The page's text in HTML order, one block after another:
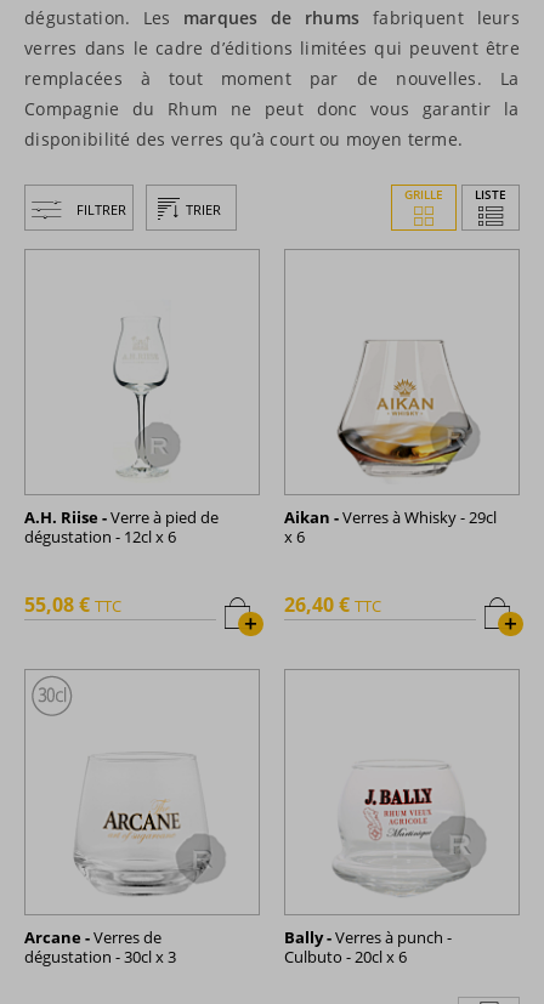
dégustation. Les marques de rhums fabriquent leurs
verres dans le cadre d’éditions limitées qui peuvent être
remplacées à tout moment par de nouvelles. La
Compagnie du Rhum ne peut donc vous garantir la
disponibilité des verres qu’à court ou moyen terme.
FILTRER TRIER
GRILLE LISTE
A.H. Riise -Verre à pied de
dégustation - 12cl x 6
+
55,08 € TTC
Aikan -Verres à Whisky - 29cl
x 6
+
26,40 € TTC
Arcane -Verres de
dégustation - 30cl x 3
Bally -Verres à punch -
Culbuto - 20cl x 6